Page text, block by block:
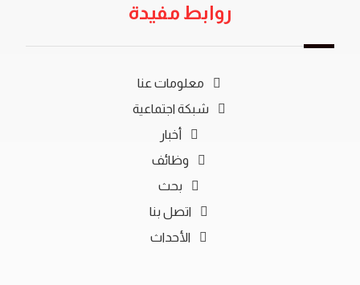
روابط مفيدة
معلومات عنا
شبكة اجتماعية
أخبار
وظائف
بحث
اتصل بنا
الأحداث